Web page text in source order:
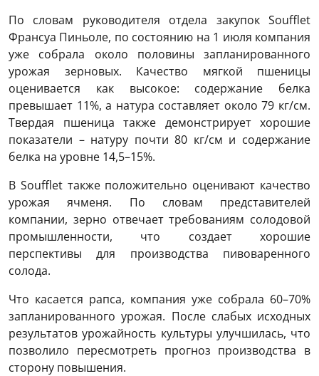
По словам руководителя отдела закупок Soufflet
Франсуа Пиньоле, по состоянию на 1 июля компания
уже собрала около половины запланированного
урожая зерновых. Качество мягкой пшеницы
оценивается как высокое: содержание белка
превышает 11%, а натура составляет около 79 кг/см.
Твердая пшеница также демонстрирует хорошие
показатели – натуру почти 80 кг/см и содержание
белка на уровне 14,5–15%.
В Soufflet также положительно оценивают качество
урожая ячменя. По словам представителей
компании, зерно отвечает требованиям солодовой
промышленности, что создает хорошие
перспективы для производства пивоваренного
солода.
Что касается рапса, компания уже собрала 60–70%
запланированного урожая. После слабых исходных
результатов урожайность культуры улучшилась, что
позволило пересмотреть прогноз производства в
сторону повышения.